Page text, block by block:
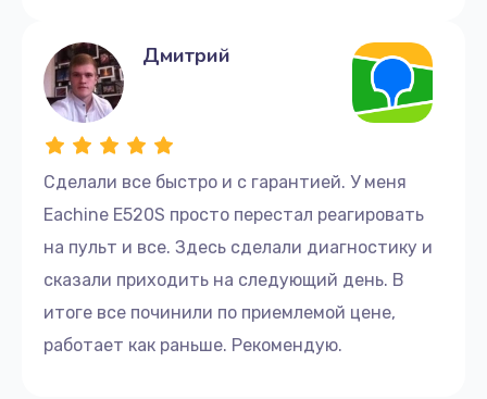
Сделали все быстро и с гарантией. У меня
Eachine E520S просто перестал реагировать
на пульт и все. Здесь сделали диагностику и
сказали приходить на следующий день. В
итоге все починили по приемлемой цене,
работает как раньше. Рекомендую.
Дмитрий